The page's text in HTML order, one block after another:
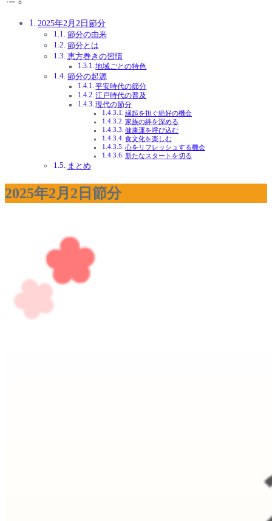
2025年2月2日節分
節分の由来
節分とは
恵方巻きの習慣
地域ごとの特色
節分の起源
平安時代の節分
江戸時代の普及
現代の節分
縁起を担ぐ絶好の機会
家族の絆を深める
健康運を呼び込む
食文化を楽しむ
心をリフレッシュする機会
新たなスタートを切る
まとめ
2025年2月2日節分